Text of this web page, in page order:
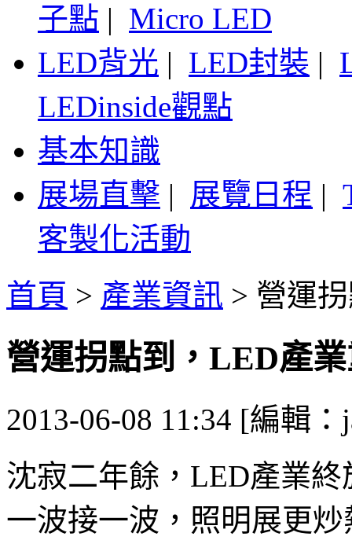
子點 | Micro LED
LED背光 | LED封裝 |
LEDinside觀點
基本知識
展場直擊 | 展覽日程 |
客製化活動
首頁 > 產業資訊 > 營運
營運拐點到，LED產
2013-06-08 11:34 [編輯：
沈寂二年餘，LED產業
一波接一波，照明展更